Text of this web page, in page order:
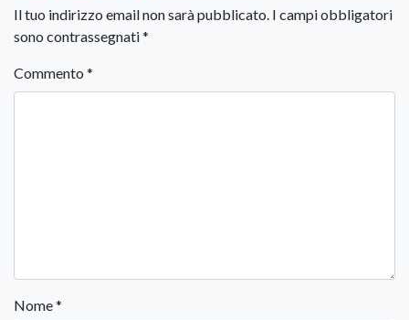
Il tuo indirizzo email non sarà pubblicato. I campi obbligatori
sono contrassegnati*
Commento *
Nome*